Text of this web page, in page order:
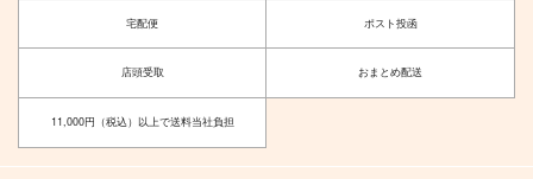
宅配便 ポスト投函
店頭受取 おまとめ配送
11,000円（税込）以上で送料当社負担